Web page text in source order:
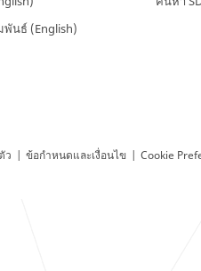
พันธ์ (English)
ว | ข้อกำหนดและเงื่อนไข | Cookie